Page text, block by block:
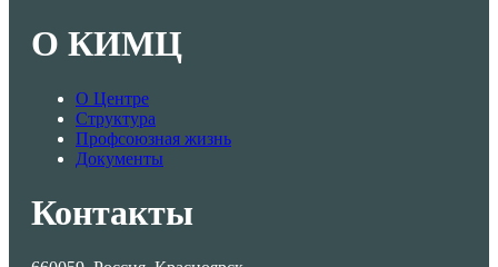
О КИМЦ
О Центре
Структура
Профсоюзная жизнь
Документы
Контакты